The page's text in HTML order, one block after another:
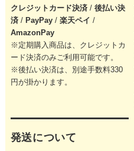
クレジットカード決済 / 後払い決
済/ PayPay/ 楽天ペイ /
AmazonPay
※定期購入商品は、クレジットカ
ード決済のみご利用可能です。
※後払い決済は、別途手数料330
円が掛かります。
発送について